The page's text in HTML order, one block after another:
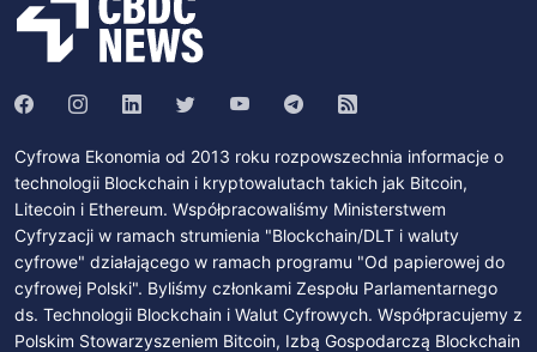
Cyfrowa Ekonomia od 2013 roku rozpowszechnia informacje o
technologii Blockchain i kryptowalutach takich jak Bitcoin,
Litecoin i Ethereum. Współpracowaliśmy Ministerstwem
Cyfryzacji w ramach strumienia "Blockchain/DLT i waluty
cyfrowe" działającego w ramach programu "Od papierowej do
cyfrowej Polski". Byliśmy członkami Zespołu Parlamentarnego
ds. Technologii Blockchain i Walut Cyfrowych. Współpracujemy z
Polskim Stowarzyszeniem Bitcoin, Izbą Gospodarczą Blockchain